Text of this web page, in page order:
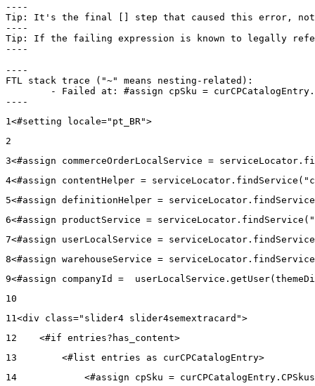
----
Tip: It's the final [] step that caused this error,
----
Tip: If the failing expression is known to legally refer
----
----
FTL stack trace ("~" means nesting-related):
----
1 <#setting locale="pt_BR">
2
3<#assign commerceOrderLocalService =
4<#assign contentHelper =
5<#assign definitionHelper =
6<#assign productService =
7<#assign userLocalService =
8<#assign warehouseService =
9<#assign companyId =
10
11 <div class="slider4 slider4semextracard">
12
    <#if entries?has_content>
13
        <#list entries as curCPCatalogEntry>
14
<#assign cpSku =